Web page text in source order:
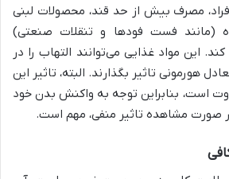
مصرف بیش از حد قند، محصولات لبنی
(مانند فست فودها و تنقلات صنعتی)
این مواد غذایی می‌توانند التهاب را در
هورمونی تاثیر بگذارند. البته، تاثیر این
است، بنابراین توجه به واکنش بدن خود
صورت مشاهده تاثیر منفی، مهم است.